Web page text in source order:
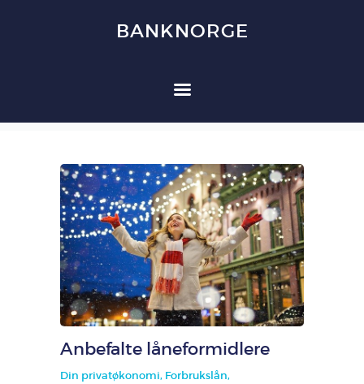
BANKNORGE
FORBRUKSLÅN
REFINANSIERING
FORSIKRING
OM OSS
KONTAKT OSS
Anbefalte låneformidlere
Din privatøkonomi, Forbrukslån,